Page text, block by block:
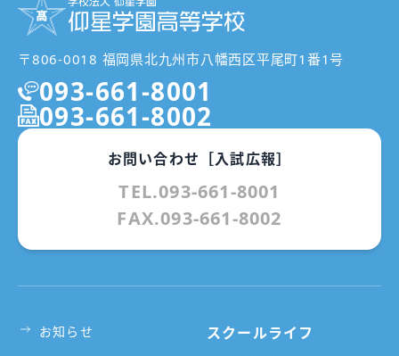
〒806-0018 福岡県北九州市八幡西区平尾町1番1号
093-661-8001
093-661-8002
お問い合わせ［入試広報］
TEL.093-661-8001
FAX.093-661-8002
お知らせ スクールライフ